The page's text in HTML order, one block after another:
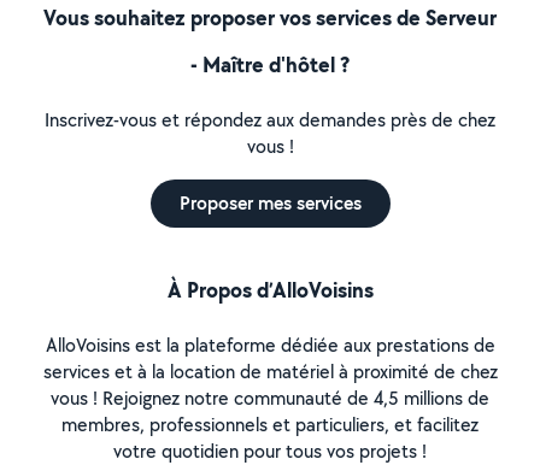
Vous souhaitez proposer vos services de Serveur
- Maître d'hôtel ?
Inscrivez-vous et répondez aux demandes près de chez
vous !
Proposer mes services
À Propos d’AlloVoisins
AlloVoisins est la plateforme dédiée aux prestations de
services et à la location de matériel à proximité de chez
vous ! Rejoignez notre communauté de 4,5 millions de
membres, professionnels et particuliers, et facilitez
votre quotidien pour tous vos projets !